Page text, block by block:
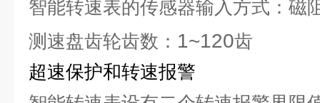
智能转速表的传感器输入方式：磁
测速盘齿轮齿数： 1~120齿
超速保护和转速报警